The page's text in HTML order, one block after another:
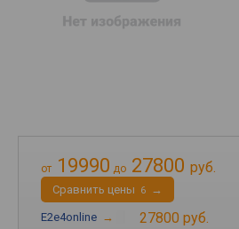
от 19990 до 27800 руб.
Cравнить цены 6 →
E2e4online → 27800 руб.